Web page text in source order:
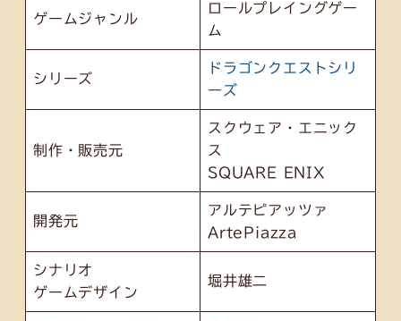
ゲームジャンル
ロールプレイングゲー
ム
シリーズ
ドラゴンクエストシリ
ーズ
制作・販売元
スクウェア・エニック
ス
SQUARE ENIX
開発元
アルテピアッツァ
ArtePiazza
シナリオ
ゲームデザイン
堀井雄二